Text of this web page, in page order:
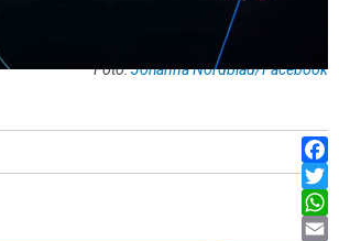
Foto:Johanna Nordblad/Facebook